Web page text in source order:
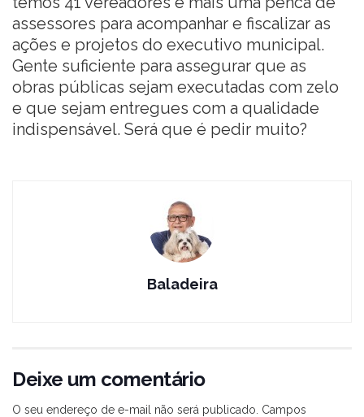
assessores para acompanhar e fiscalizar as
ações e projetos do executivo municipal.
Gente suficiente para assegurar que as
obras públicas sejam executadas com zelo
e que sejam entregues com a qualidade
indispensável. Será que é pedir muito?
Baladeira
Deixe um comentário
O seu endereço de e-mail não será publicado. Campos